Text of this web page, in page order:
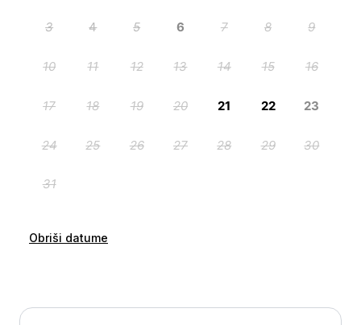
Obriši datume